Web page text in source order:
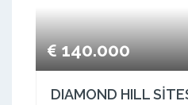
140.000